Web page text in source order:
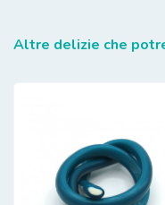
Altre delizie che